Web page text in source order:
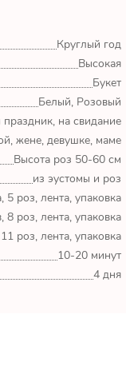
Круглый год
Высокая
Букет
Белый, Розовый
на свидание
жене, девушке, маме
Высота роз 50-60 см
из эустомы и роз
5 роз, лента, упаковка
8 роз, лента, упаковка
роз, лента, упаковка
10-20 минут
4 дня